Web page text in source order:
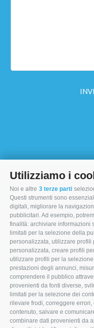
Utilizziamo i
Noi e altre 3 terze parti
Questi strumenti sono
digitali, migliorare la
pubblicitari. Ad esempio,
finalità: archiviare informazioni
limitati per la selezione della
personalizzata, utilizzare
personalizzata, creare profili
utilizzare profili per la
prestazioni degli annunci,
comprendere il pubblico
provenienti da fonti diverse,
limitati per la selezione dei
rilevare frodi, correggere
contenuto, salvare e
combinare dati provenienti da
I MORI STOCK
Via Maranello, 19
47853 Coriano
(+39) 345 0369943
T
w
i
F
a
c
L
i
n